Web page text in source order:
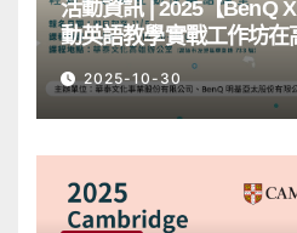
活動資訊 | 2025【BenQ
動英語教學實戰工作坊在
2025-10-30